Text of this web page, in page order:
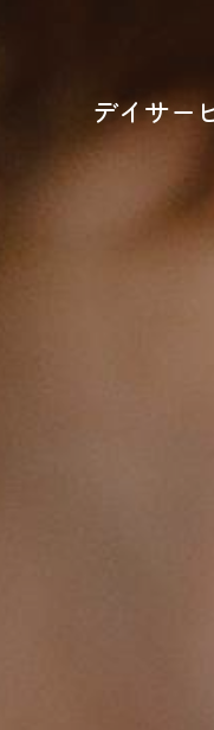
デイサー